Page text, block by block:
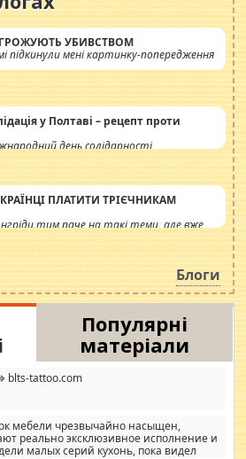
УБИВСТВОМ
підкинули мені картинку-попередження
у Полтаві – рецепт проти
день солідарності
ПЛАТИТИ ТРІЄЧНИКАМ
тим паче на такі теми, але вже
Обурюють сьогоднішні інсенуації
питання. Штучно
ще одна соціальна катастрофа.
Блоги
Популярні
матеріали
blts-tattoo.com
мебели чрезвычайно насыщен,
реально эксклюзивное исполнение и
малых серий кухонь, пока видел